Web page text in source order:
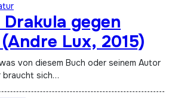
gegen
Lux, 2015)
braucht sich…